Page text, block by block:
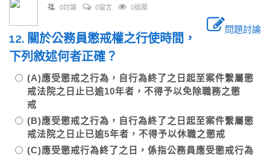
0討論 0留言 0追蹤
問題討論
12. 關於公務員懲戒權之行使時間，
下列敘述何者正確？
(A)應受懲戒之行為，自行為終了之日起至案件繫屬懲
戒法院之日止已逾10年者，不得予以免除職務之懲
戒
(B)應受懲戒之行為，自行為終了之日起至案件繫屬懲
戒法院之日止已逾5年者，不得予以休職之懲戒
(C)應受懲戒行為終了之日，係指公務員應受懲戒行為